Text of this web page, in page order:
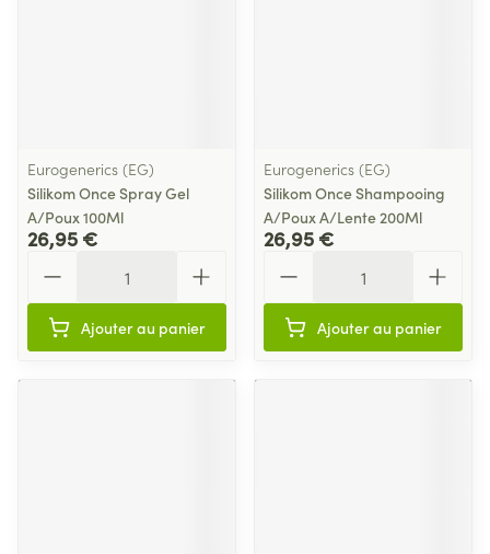
Eurogenerics (EG)
Silikom Once Spray Gel
A/Poux 100Ml
26,95 €
Ajouter au panier
Eurogenerics (EG)
Silikom Once Shampooing
A/Poux A/Lente 200Ml
26,95 €
Ajouter au panier